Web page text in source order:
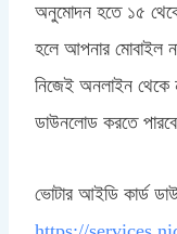
অনুমোদন হতে ১৫
হলে আপনার মোবাইল
নিজেই অনলাইন থেকে
ডাউনলোড করতে
ভোটার আইডি কার্ড